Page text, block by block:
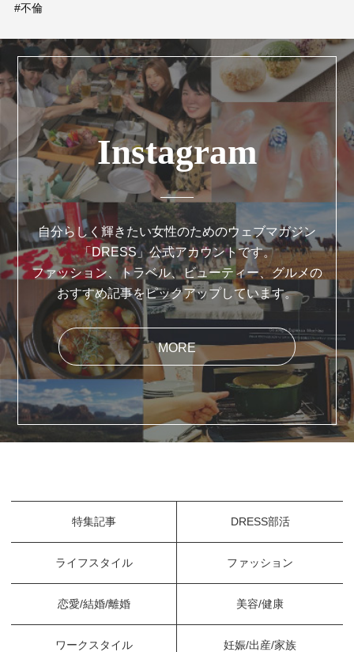
#不倫
Instagram
自分らしく輝きたい女性のためのウェブマガジン
「DRESS」公式アカウントです。
ファッション、トラベル、ビューティー、グルメの
おすすめ記事をピックアップしています。
MORE
特集記事 DRESS部活
ライフスタイル ファッション
恋愛/結婚/離婚 美容/健康
ワークスタイル 妊娠/出産/家族